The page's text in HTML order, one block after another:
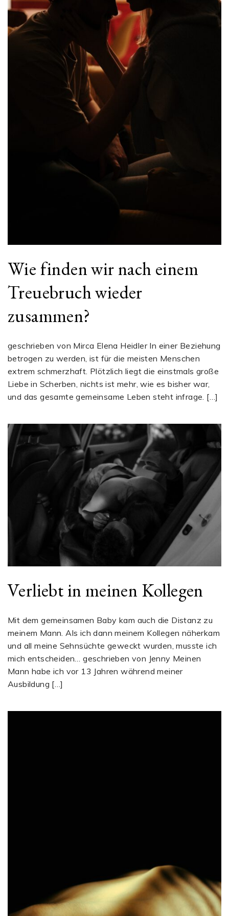
Wie finden wir nach einem
Treuebruch wieder
zusammen?
geschrieben von Mirca Elena Heidler In einer Beziehung
betrogen zu werden, ist für die meisten Menschen
extrem schmerzhaft. Plötzlich liegt die einstmals große
Liebe in Scherben, nichts ist mehr, wie es bisher war,
und das gesamte gemeinsame Leben steht infrage. […]
Verliebt in meinen Kollegen
Mit dem gemeinsamen Baby kam auch die Distanz zu
meinem Mann. Als ich dann meinem Kollegen näherkam
und all meine Sehnsüchte geweckt wurden, musste ich
mich entscheiden… geschrieben von Jenny Meinen
Mann habe ich vor 13 Jahren während meiner
Ausbildung […]